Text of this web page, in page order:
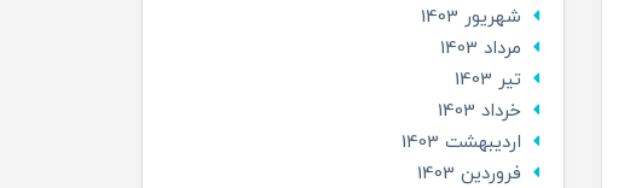
شهریور 1403
مرداد 1403
تير 1403
خرداد 1403
ارديبهشت 1403
فروردین 1403